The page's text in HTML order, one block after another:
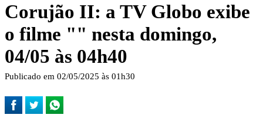
Corujão II: a TV Globo exibe
o filme "" nesta domingo,
04/05 às 04h40
Publicado em 02/05/2025 às 01h30